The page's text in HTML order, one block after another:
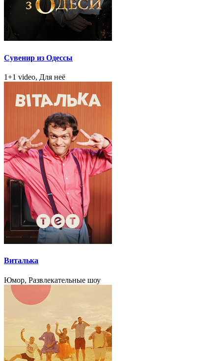
Сувенир из Одессы
1+1 video, Для неё
Виталька
Юмор, Развлекательные шоу